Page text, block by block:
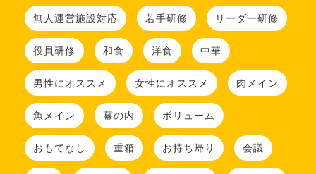
無人運営施設対応 若手研修 リーダー研修
役員研修 和食 洋食 中華
男性にオススメ 女性にオススメ 肉メイン
魚メイン 幕の内 ボリューム
おもてなし 重箱 お持ち帰り 会議